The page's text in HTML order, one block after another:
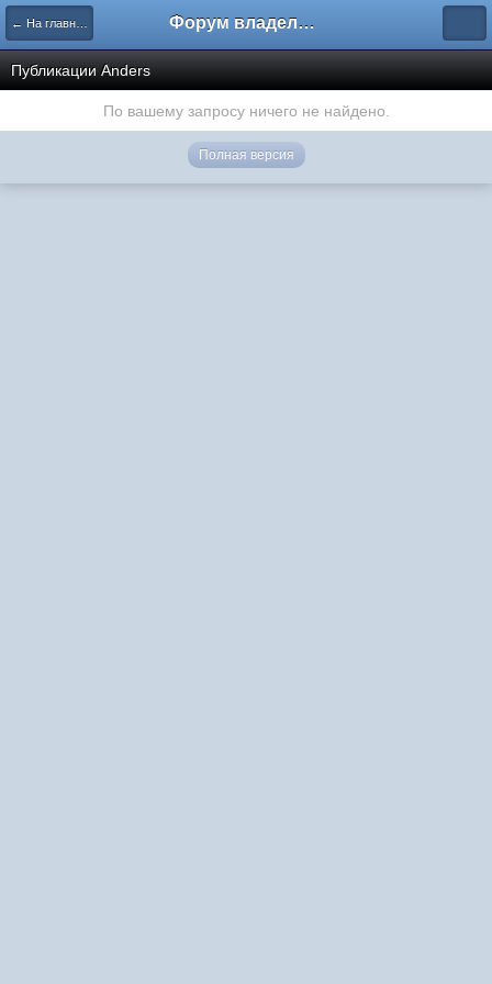
← На главную Форум владельцев интернет-магазинов
Публикации Anders
По вашему запросу ничего не найдено.
Полная версия